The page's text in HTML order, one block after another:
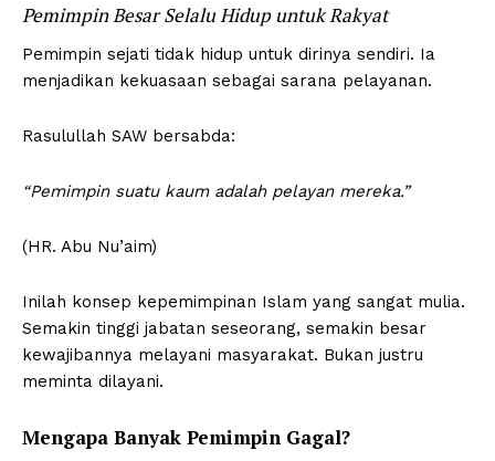
Pemimpin Besar Selalu Hidup untuk Rakyat
Pemimpin sejati tidak hidup untuk dirinya sendiri. Ia
menjadikan kekuasaan sebagai sarana pelayanan.
Rasulullah SAW bersabda:
“Pemimpin suatu kaum adalah pelayan mereka.”
(HR. Abu Nu’aim)
Inilah konsep kepemimpinan Islam yang sangat mulia.
Semakin tinggi jabatan seseorang, semakin besar
kewajibannya melayani masyarakat. Bukan justru
meminta dilayani.
Mengapa Banyak Pemimpin Gagal?